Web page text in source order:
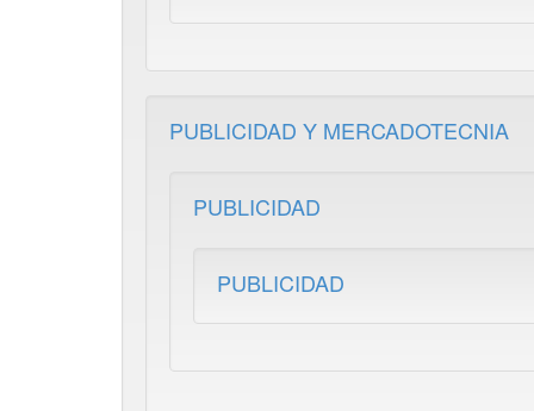
PUBLICIDAD Y MERCADOTECNIA
PUBLICIDAD
PUBLICIDAD